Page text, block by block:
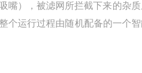
嘴），被滤网所拦截下来的杂
个运行过程由随机配备的一个